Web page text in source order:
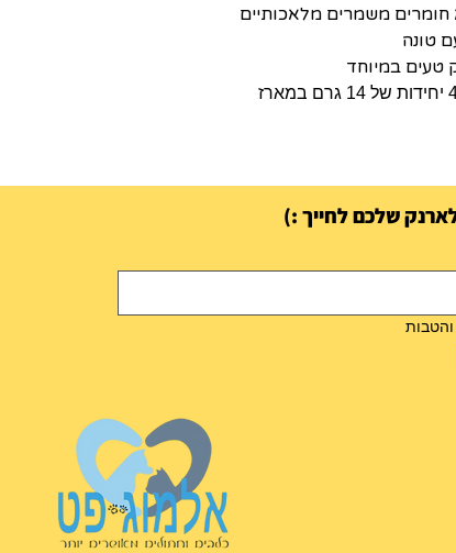
חומרים משמרים מלאכותיים
טונה
טעים במיוחד
שלכם לחייך :)